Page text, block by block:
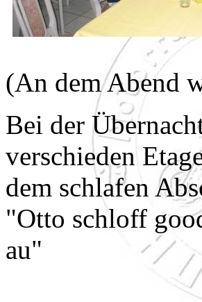
(An dem Abend
Bei der
verschieden
dem schlafen
"Otto schloff
au"